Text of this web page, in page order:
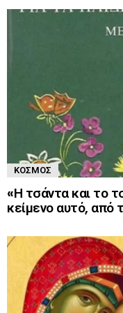
ΚΌΣΜΟΣ
«Η τσάντα και το
κείμενο αυτό, από